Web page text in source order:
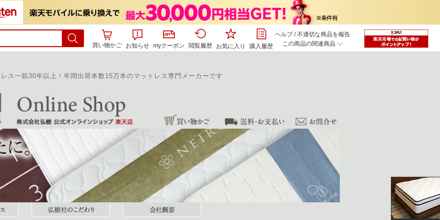
買い物かご お知らせ myクーポン 閲覧履歴 お気に入り 購入履歴
ヘルプ/不適切な商品を報告
この商品の関連商品